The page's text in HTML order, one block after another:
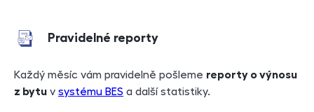
Pravidelné reporty
Každý měsíc vám pravidelně pošleme reporty o výnosu
z bytu v systému BES a další statistiky.